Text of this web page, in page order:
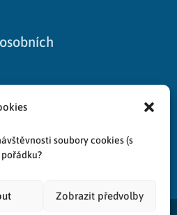
soubory cookies (s
Zobrazit předvolby